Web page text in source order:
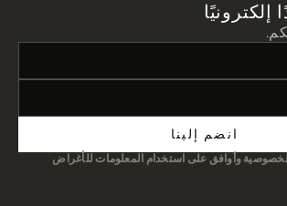
إلكترونيًا
انضم إلينا
وأوافق على استخدام المعلومات للأغراض